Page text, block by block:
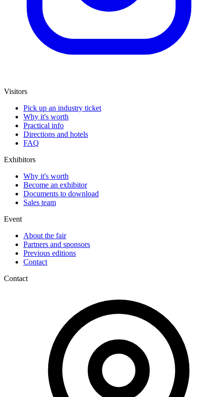
Visitors
Pick up an industry ticket
Why it's worth
Practical info
Directions and hotels
FAQ
Exhibitors
Why it's worth
Become an exhibitor
Documents to download
Sales team
Event
About the fair
Partners and sponsors
Previous editions
Contact
Contact